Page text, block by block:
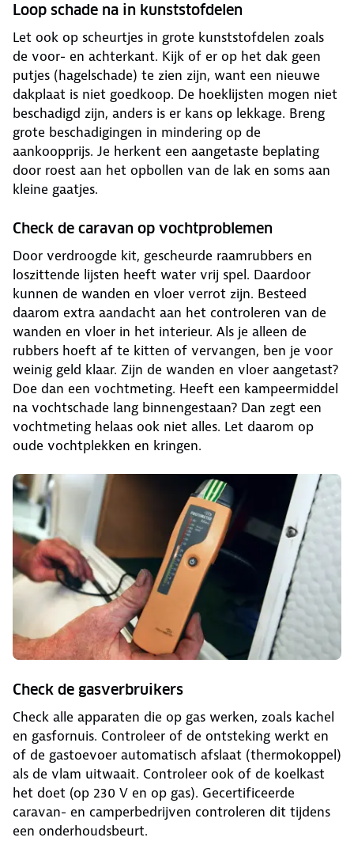
Loop schade na in kunststofdelen
Let ook op scheurtjes in grote kunststofdelen zoals
de voor- en achterkant. Kijk of er op het dak geen
putjes (hagelschade) te zien zijn, want een nieuwe
dakplaat is niet goedkoop. De hoeklijsten mogen niet
beschadigd zijn, anders is er kans op lekkage. Breng
grote beschadigingen in mindering op de
aankoopprijs. ​​​Je herkent een aangetaste beplating
door roest aan het opbollen van de lak en soms aan
kleine gaatjes.
Check de caravan op vochtproblemen
Door verdroogde kit, gescheurde raamrubbers en
loszittende lijsten heeft water vrij spel. Daardoor
kunnen de wanden en vloer verrot zijn. Besteed
daarom extra aandacht aan het controleren van de
wanden en vloer in het interieur. Als je alleen de
rubbers hoeft af te kitten of vervangen, ben je voor
weinig geld klaar. Zijn de wanden en vloer aangetast?
Doe dan een vochtmeting. Heeft een kampeermiddel
na vochtschade lang binnengestaan? Dan zegt een
vochtmeting helaas ook niet alles. Let daarom op
oude vochtplekken en kringen.
Check de gasverbruikers
Check alle apparaten die op gas werken, zoals kachel
en gasfornuis. Controleer of de ontsteking werkt en
of de gastoevoer automatisch afslaat (thermokoppel)
als de vlam uitwaait. Controleer ook of de koelkast
het doet (op 230 V en op gas). Gecertificeerde
caravan- en camperbedrijven controleren dit tijdens
een onderhoudsbeurt.